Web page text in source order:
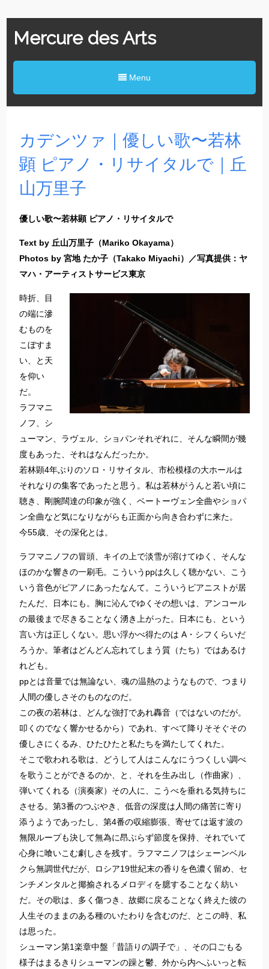
Mercure des Arts
Menu
カデンツァ｜優しい歌〜若林
顕 ピアノ・リサイタルで｜丘
山万里子
優しい歌〜若林顕 ピアノ・リサイタルで
Text by 丘山万里子（Mariko Okayama）
Photos by 宮地 たか子（Takako Miyachi）／写真提供：ヤ
マハ・アーティストサービス東京
時折、目
の端に滲
むものを
こぼすま
い、と天
を仰い
だ。
ラフマニ
ノフ、シ
ューマン、ラヴェル、ショパンそれぞれに、そんな瞬間が幾
度もあった、それはなんだったか。
若林顕4年ぶりのソロ・リサイタル、市松模様の大ホールは
それなりの集客であったと思う。私は若林がうんと若い頃に
聴き、剛腕闊達の印象が強く、ベートーヴェン全曲やショパ
ン全曲など気になりながらも正面から向き合わずに来た。
今55歳、その深化とは。
ラフマニノフの冒頭、キイの上で淡雪が溶けてゆく、そんな
ほのかな響きの一刷毛。こういうppは久しく聴かない、こう
いう音色がピアノにあったなんて。こういうピアニストが居
たんだ、日本にも。胸に沁んでゆくその想いは、アンコール
の最後まで尽きることなく湧き上がった。日本にも、という
言い方は正しくない。思い浮かべ得たのは A・シフくらいだ
ろうか。筆者はどんどん忘れてしまう質（たち）ではあるけ
れども。
ppとは音量では無論ない、魂の温熱のようなもので、つまり
人間の優しさそのものなのだ。
この夜の若林は、どんな強打であれ轟音（ではないのだが。
叩くのでなく響かせるから）であれ、すべて降りそそぐその
優しさにくるみ、ひたひたと私たちを満たしてくれた。
そこで歌われる歌は、どうして人はこんなにうつくしい調べ
を歌うことができるのか、と、それを生み出し（作曲家）、
弾いてくれる（演奏家）その人に、こうべを垂れる気持ちに
させる。第3番のつぶやき、低音の深度は人間の痛苦に寄り
添うようであったし、第4番の収縮膨張、寄せては返す波の
無限ループも決して無為に昂ぶらず節度を保持、それでいて
心身に喰いこむ劇しさを残す。ラフマニノフはシェーンベル
クら無調世代だが、ロシア19世紀末の香りを色濃く留め、セ
ンチメンタルと揶揄されるメロディを臆することなく紡い
だ。その歌は、多く傷つき、故郷に戻ることなく終えた彼の
人生そのままのある種のいたわりを含むのだ、とこの時、私
は思った。
シューマン第1楽章中盤「昔語りの調子で」、その口ごもる
様子はまるきりシューマンの躁と鬱、外から内へふいっと転